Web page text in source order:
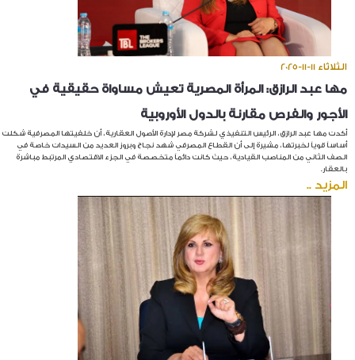
الثلاثاء 11-11-2025
مها عبد الرازق: المرأة المصرية تعيش مساواة حقيقية في
الأجور والفرص مقارنة بالدول الأوروبية
أكدت مها عبد الرازق، الرئيس التنفيذي لشركة مصر لإدارة الأصول العقارية، أن خلفيتها المصرفية شكلت
أساساً قوياً لخبرتها، مشيرة إلى أن القطاع المصرفي شهد نجاح وبروز العديد من السيدات خاصة في
الصف الثاني من المناصب القيادية، حيث كانت دائماً متخصصة في الجزء الاقتصادي المرتبط مباشرة
بالعقار.
المزيد ..